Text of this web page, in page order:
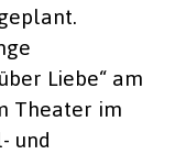
Liebe“ am
Theater im
und